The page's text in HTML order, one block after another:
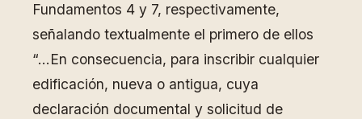
Fundamentos 4 y 7, respectivamente,
señalando textualmente el primero de ellos
“…En consecuencia, para inscribir cualquier
edificación, nueva o antigua, cuya
declaración documental y solicitud de